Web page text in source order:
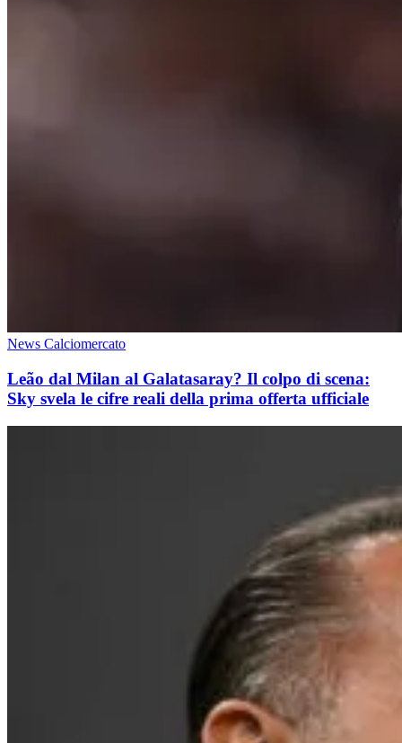
News Calciomercato
Leão dal Milan al Galatasaray? Il colpo di scena:
Sky svela le cifre reali della prima offerta ufficiale